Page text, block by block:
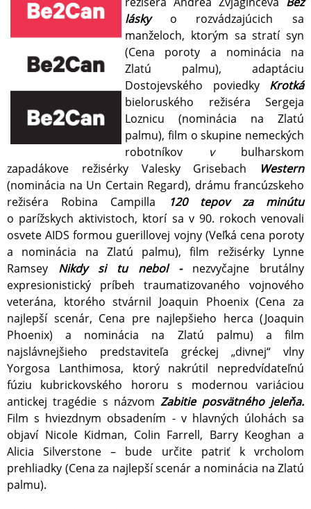
láskyo rozvádzajúcich sa
manželoch, ktorým sa stratí syn
(Cena poroty a nominácia na
Zlatú palmu), adaptáciu
Dostojevského poviedky Krotká
bieloruského režiséra Sergeja
Loznicu (nominácia na Zlatú
palmu), film o skupine nemeckých
robotníkov v bulharskom
zapadákove režisérky Valesky Grisebach
Western
(nominácia na Un Certain Regard), drámu francúzskeho
režiséra Robina Campilla
120 tepov za minútu
o parížskych aktivistoch, ktorí sa v 90. rokoch venovali
osvete AIDS formou guerillovej vojny (Veľká cena poroty
a nominácia na Zlatú palmu), film režisérky Lynne
Ramsey Nikdy si tu nebol -nezvyčajne brutálny
expresionistický príbeh traumatizovaného vojnového
veterána, ktorého stvárnil Joaquin Phoenix (Cena za
najlepší scenár, Cena pre najlepšieho herca (Joaquin
Phoenix) a nominácia na Zlatú palmu) a film
najslávnejšieho predstaviteľa gréckej „divnej“ vlny
Yorgosa Lanthimosa, ktorý nakrútil nepredvídateľnú
fúziu kubrickovského hororu s modernou variáciou
antickej tragédie s názvomZabitie posvätného jeleňa.
Film s hviezdnym obsadením - v hlavných úlohách sa
objaví Nicole Kidman, Colin Farrell, Barry Keoghan a
Alicia Silverstone – bude určite patriť k vrcholom
prehliadky (Cena za najlepší scenár a nominácia na Zlatú
palmu).